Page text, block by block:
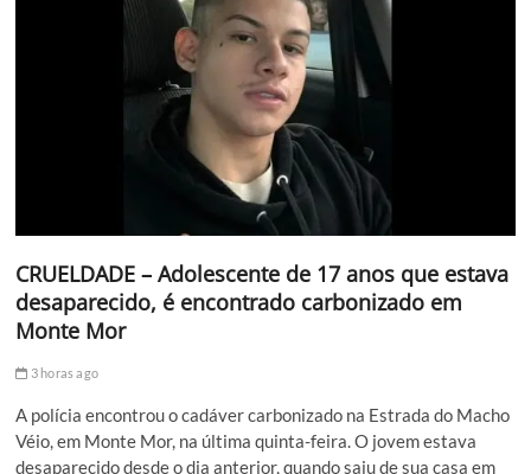
CRUELDADE – Adolescente de 17 anos que estava
desaparecido, é encontrado carbonizado em
Monte Mor
3 horas ago
A polícia encontrou o cadáver carbonizado na Estrada do Macho
Véio, em Monte Mor, na última quinta-feira. O jovem estava
desaparecido desde o dia anterior, quando saiu de sua casa em